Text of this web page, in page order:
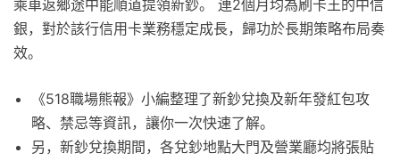
乘車返鄉途中能順道提領新鈔。 連2個月均為刷卡王的中信
銀，對於該行信用卡業務穩定成長，歸功於長期策略布局奏
效。
《518職場熊報》小編整理了新鈔兌換及新年發紅包攻
略、禁忌等資訊，讓你一次快速了解。
另，新鈔兌換期間，各兌鈔地點大門及營業廳均將張貼